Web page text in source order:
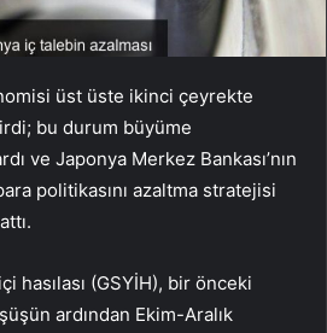
üst üste ikinci çeyrekte
bu durum büyüme
ve Japonya Merkez Bankası’nın
politikasını azaltma stratejisi
hasılası (GSYİH), bir önceki
ardından Ekim-Aralık